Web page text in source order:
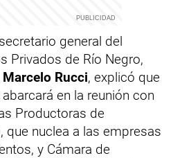
general del
Privados de Río Negro,
Marcelo Rucci, explicó que
en la reunión con
Productoras de
que nuclea a las empresas
y Cámara de